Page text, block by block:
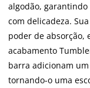
algodão,
com delicadeza.
poder de absorção,
acabamento
barra adicionam
tornando-o uma